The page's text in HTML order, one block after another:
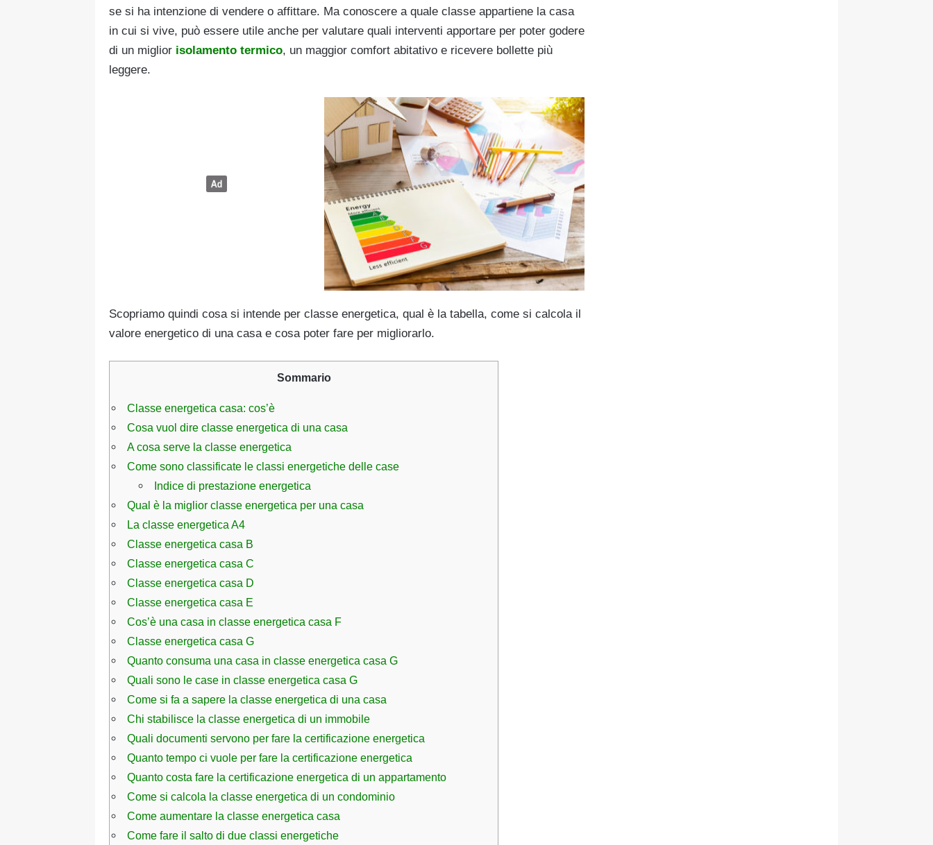
se si ha intenzione di vendere o affittare. Ma conoscere a quale classe appartiene la casa
in cui si vive, può essere utile anche per valutare quali interventi apportare per poter godere
di un miglior isolamento termico, un maggior comfort abitativo e ricevere bollette più
leggere.
Scopriamo quindi cosa si intende per classe energetica, qual è la tabella, come si calcola il
valore energetico di una casa e cosa poter fare per migliorarlo.
Sommario
Classe energetica casa: cos’è
Cosa vuol dire classe energetica di una casa
A cosa serve la classe energetica
Come sono classificate le classi energetiche delle case
Indice di prestazione energetica
Qual è la miglior classe energetica per una casa
La classe energetica A4
Classe energetica casa B
Classe energetica casa C
Classe energetica casa D
Classe energetica casa E
Cos’è una casa in classe energetica casa F
Classe energetica casa G
Quanto consuma una casa in classe energetica casa G
Quali sono le case in classe energetica casa G
Come si fa a sapere la classe energetica di una casa
Chi stabilisce la classe energetica di un immobile
Quali documenti servono per fare la certificazione energetica
Quanto tempo ci vuole per fare la certificazione energetica
Quanto costa fare la certificazione energetica di un appartamento
Come si calcola la classe energetica di un condominio
Come aumentare la classe energetica casa
Come fare il salto di due classi energetiche